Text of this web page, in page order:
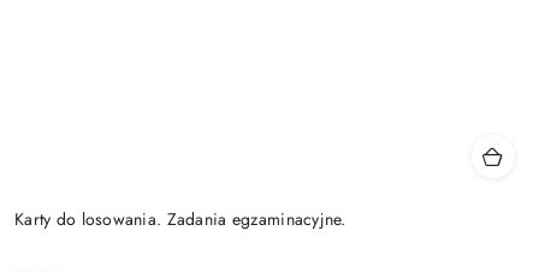
Karty do losowania. Zadania egzaminacyjne.